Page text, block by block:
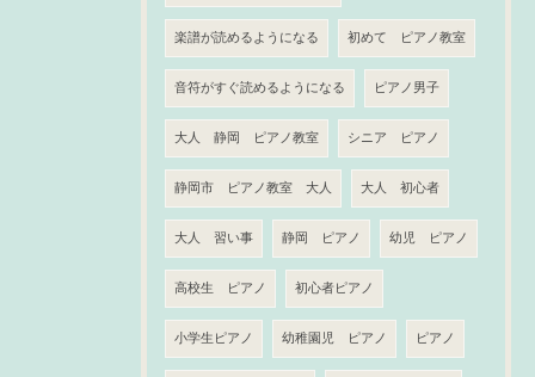
楽譜が読めるようになる 初めて ピアノ教室
音符がすぐ読めるようになる ピアノ男子
大人 静岡 ピアノ教室 シニア ピアノ
静岡市 ピアノ教室 大人 大人 初心者
大人 習い事 静岡 ピアノ 幼児 ピアノ
高校生 ピアノ 初心者ピアノ
小学生ピアノ 幼稚園児 ピアノ ピアノ